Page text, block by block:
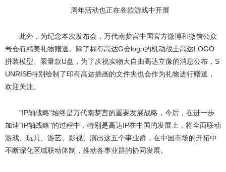
周年活动也正在各款游戏中开展
此外，为纪念本次发布会，万代南梦宫中国官方微博和微信公众
号会有精美礼物赠送。除了标有高达G会logo的机动战士高达LOGO
拼装模型、限量款U盘，为了庆祝实物大自由高达立像的消息公布，S
UNRISE特别绘制了印有高达插画的文件夹也会作为礼物进行赠送，
欢迎关注。
"IP轴战略"始终是万代南梦宫的重要发展战略，今后，在进一步
加速"IP轴战略"的过程中，特别是高达IP在中国的发展上，将全面联动
游戏、玩具、游艺、影视、演出这五个事业群，在中国市场的开拓中
不断深化区域联动体制，推动各事业群的协同发展。